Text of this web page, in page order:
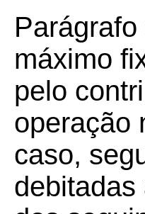
máximo
pelo
operação
caso,
debitadas